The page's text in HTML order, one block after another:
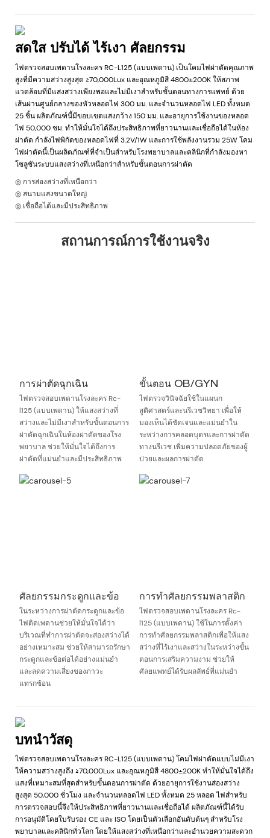
สดใส ปรับได้ ไร้เงา ศัลยกรรม
ไฟตรวจสอบเพดานโรงละคร RC-L125 (แบบเพดาน) เป็นโคมไฟผ่าตัดคุณภาพ
สูงที่มีความสว่างสูงสุด ≥70,000Lux และอุณหภูมิสี 4800±200K ให้สภาพ
แวดล้อมที่มีแสงสว่างเพียงพอและไม่มีเงาสำหรับขั้นตอนทางการแพทย์ ด้วย
เส้นผ่านศูนย์กลางของหัวหลอดไฟ 300 มม. และจำนวนหลอดไฟ LED ทั้งหมด
25 ชิ้น ผลิตภัณฑ์นี้มีขอบเขตแสงกว้าง 150 มม. และอายุการใช้งานของหลอด
ไฟ 50,000 ชม. ทำให้มั่นใจได้ถึงประสิทธิภาพที่ยาวนานและเชื่อถือได้ในห้อง
ผ่าตัด กำลังไฟพิกัดของหลอดไฟที่ 3.2V/1W และการใช้พลังงานรวม 25W โคม
ไฟผ่าตัดนี้เป็นผลิตภัณฑ์ที่จำเป็นสำหรับโรงพยาบาลและคลินิกที่กำลังมองหา
โซลูชันระบบแสงสว่างที่เหนือกว่าสำหรับขั้นตอนการผ่าตัด
◎ การส่องสว่างที่เหนือกว่า
◎ สนามแสงขนาดใหญ่
◎ เชื่อถือได้และมีประสิทธิภาพ
สถานการณ์การใช้งานจริง
การผ่าตัดฉุกเฉิน
ไฟตรวจสอบเพดานโรงละคร Rc-
l125 (แบบเพดาน) ให้แสงสว่างที่
สว่างและไม่มีเงาสำหรับขั้นตอนการ
ผ่าตัดฉุกเฉินในห้องผ่าตัดของโรง
พยาบาล ช่วยให้มั่นใจได้ถึงการ
ผ่าตัดที่แม่นยำและมีประสิทธิภาพ
ขั้นตอน OB/GYN
ไฟตรวจวินิจฉัยใช้ในแผนก
สูติศาสตร์และนรีเวชวิทยา เพื่อให้
มองเห็นได้ชัดเจนและแม่นยำใน
ระหว่างการคลอดบุตรและการผ่าตัด
ทางนรีเวช เพิ่มความปลอดภัยของผู้
ป่วยและผลการผ่าตัด
ศัลยกรรมกระดูกและข้อ
ในระหว่างการผ่าตัดกระดูกและข้อ
ไฟติดเพดานช่วยให้มั่นใจได้ว่า
บริเวณที่ทำการผ่าตัดจะส่องสว่างได้
อย่างเหมาะสม ช่วยให้สามารถรักษา
กระดูกและข้อต่อได้อย่างแม่นยำ
และลดความเสี่ยงของภาวะ
แทรกซ้อน
การทำศัลยกรรมพลาสติก
ไฟตรวจสอบเพดานโรงละคร Rc-
l125 (แบบเพดาน) ใช้ในการตั้งค่า
การทำศัลยกรรมพลาสติกเพื่อให้แสง
สว่างที่ไร้เงาและสว่างในระหว่างขั้น
ตอนการเสริมความงาม ช่วยให้
ศัลยแพทย์ได้รับผลลัพธ์ที่แม่นยำ
บทนำวัสดุ
ไฟตรวจสอบเพดานโรงละคร RC-L125 (แบบเพดาน) โคมไฟผ่าตัดแบบไม่มีเงา
ให้ความสว่างสูงถึง ≥70,000Lux และอุณหภูมิสี 4800±200K ทำให้มั่นใจได้ถึง
แสงที่เหมาะสมที่สุดสำหรับขั้นตอนการผ่าตัด ด้วยอายุการใช้งานส่องสว่าง
สูงสุด 50,000 ชั่วโมง และจำนวนหลอดไฟ LED ทั้งหมด 25 หลอด ไฟสำหรับ
การตรวจสอบนี้จึงให้ประสิทธิภาพที่ยาวนานและเชื่อถือได้ ผลิตภัณฑ์นี้ได้รับ
การอนุมัติโดยใบรับรอง CE และ ISO โดยเป็นตัวเลือกอันดับต้นๆ สำหรับโรง
พยาบาลและคลินิกทั่วโลก โดยให้แสงสว่างที่เหนือกว่าและอำนวยความสะดวก